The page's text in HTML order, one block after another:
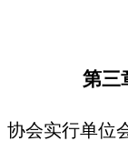
第三
协会实行单位